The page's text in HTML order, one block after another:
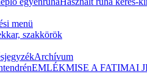
menü
szakkörök
Archívum
EMLÉKMISE A FATIMAI